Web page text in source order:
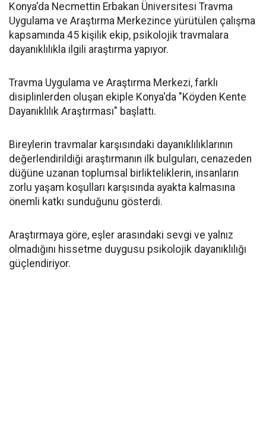
Konya'da Necmettin Erbakan Üniversitesi Travma
Uygulama ve Araştırma Merkezince yürütülen çalışma
kapsamında 45 kişilik ekip, psikolojik travmalara
dayanıklılıkla ilgili araştırma yapıyor.
Travma Uygulama ve Araştırma Merkezi, farklı
disiplinlerden oluşan ekiple Konya'da "Köyden Kente
Dayanıklılık Araştırması" başlattı.
Bireylerin travmalar karşısındaki dayanıklılıklarının
değerlendirildiği araştırmanın ilk bulguları, cenazeden
düğüne uzanan toplumsal birlikteliklerin, insanların
zorlu yaşam koşulları karşısında ayakta kalmasına
önemli katkı sunduğunu gösterdi.
Araştırmaya göre, eşler arasındaki sevgi ve yalnız
olmadığını hissetme duygusu psikolojik dayanıklılığı
güçlendiriyor.